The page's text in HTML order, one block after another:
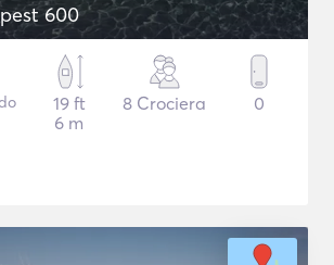
600
19 ft
6 m
8 Crociera 0